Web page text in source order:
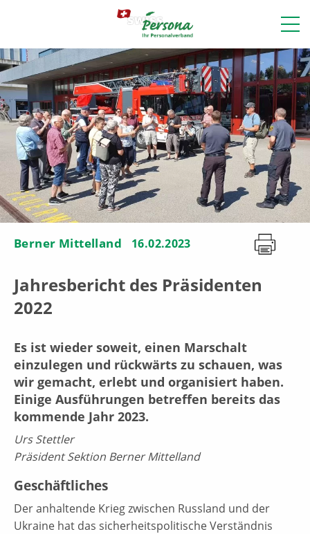
Berner Mittelland 16.02.2023
Jahresbericht des Präsidenten
2022
Es ist wieder soweit, einen Marschalt
einzulegen und rückwärts zu schauen, was
wir gemacht, erlebt und organisiert haben.
Einige Ausführungen betreffen bereits das
kommende Jahr 2023.
Urs Stettler
Präsident Sektion Berner Mittelland
Geschäftliches
Der anhaltende Krieg zwischen Russland und der
Ukraine hat das sicherheitspolitische Verständnis